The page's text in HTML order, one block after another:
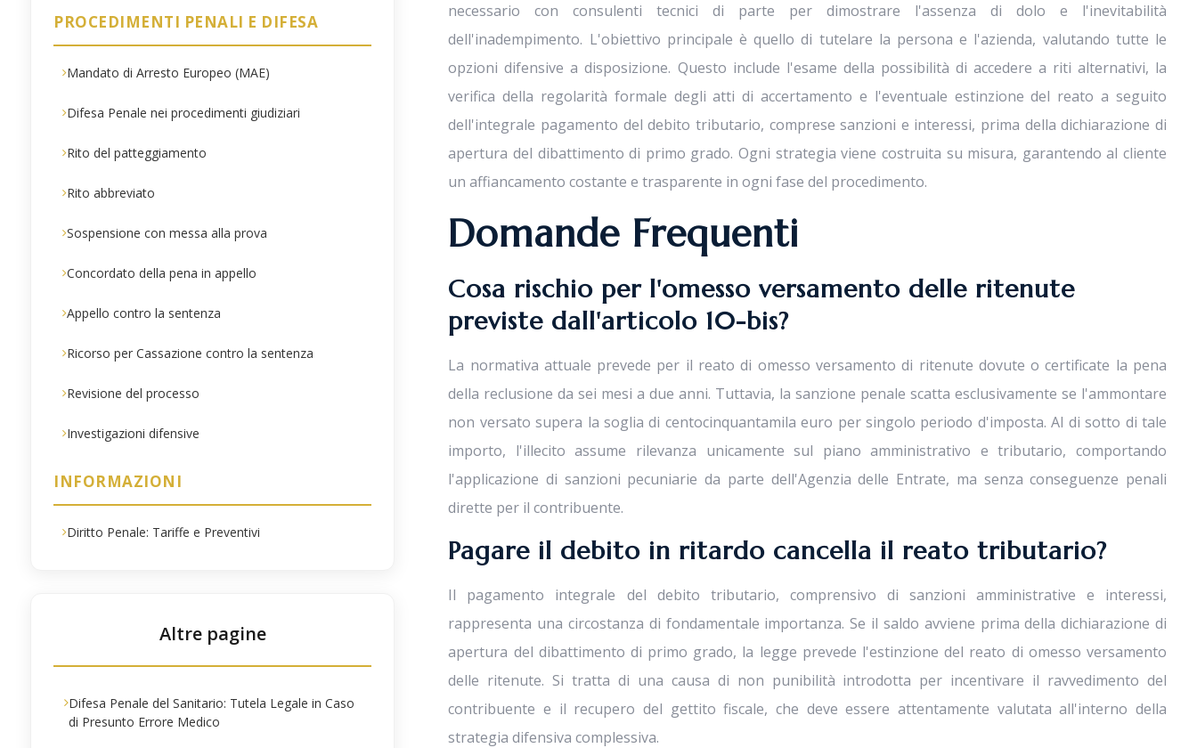
PROCEDIMENTI PENALI E DIFESA
Mandato di Arresto Europeo (MAE)
Difesa Penale nei procedimenti giudiziari
Rito del patteggiamento
Rito abbreviato
Sospensione con messa alla prova
Concordato della pena in appello
Appello contro la sentenza
Ricorso per Cassazione contro la sentenza
Revisione del processo
Investigazioni difensive
INFORMAZIONI
Diritto Penale: Tariffe e Preventivi
Altre pagine
Difesa Penale del Sanitario: Tutela Legale in Caso
di Presunto Errore Medico
necessario con consulenti tecnici di parte per dimostrare l'assenza di dolo e l'inevitabilità
dell'inadempimento. L'obiettivo principale è quello di tutelare la persona e l'azienda, valutando tutte le
opzioni difensive a disposizione. Questo include l'esame della possibilità di accedere a riti alternativi, la
verifica della regolarità formale degli atti di accertamento e l'eventuale estinzione del reato a seguito
dell'integrale pagamento del debito tributario, comprese sanzioni e interessi, prima della dichiarazione di
apertura del dibattimento di primo grado. Ogni strategia viene costruita su misura, garantendo al cliente
un affiancamento costante e trasparente in ogni fase del procedimento.
Domande Frequenti
Cosa rischio per l'omesso versamento delle ritenute
previste dall'articolo 10-bis?
La normativa attuale prevede per il reato di omesso versamento di ritenute dovute o certificate la pena
della reclusione da sei mesi a due anni. Tuttavia, la sanzione penale scatta esclusivamente se l'ammontare
non versato supera la soglia di centocinquantamila euro per singolo periodo d'imposta. Al di sotto di tale
importo, l'illecito assume rilevanza unicamente sul piano amministrativo e tributario, comportando
l'applicazione di sanzioni pecuniarie da parte dell'Agenzia delle Entrate, ma senza conseguenze penali
dirette per il contribuente.
Pagare il debito in ritardo cancella il reato tributario?
Il pagamento integrale del debito tributario, comprensivo di sanzioni amministrative e interessi,
rappresenta una circostanza di fondamentale importanza. Se il saldo avviene prima della dichiarazione di
apertura del dibattimento di primo grado, la legge prevede l'estinzione del reato di omesso versamento
delle ritenute. Si tratta di una causa di non punibilità introdotta per incentivare il ravvedimento del
contribuente e il recupero del gettito fiscale, che deve essere attentamente valutata all'interno della
strategia difensiva complessiva.